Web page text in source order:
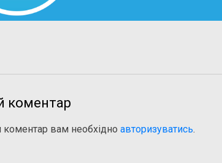
коментар
вам необхідно авторизуватись.